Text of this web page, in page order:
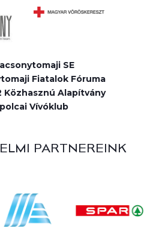
SE
Fiatalok Fóruma
Közhasznú Alapítvány
Vívóklub
PARTNEREINK